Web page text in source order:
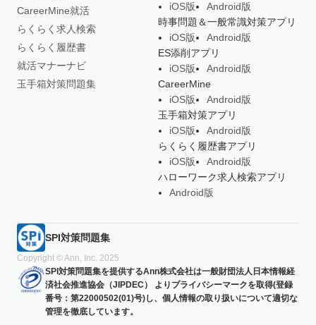
CareerMine就活
らくらく求人検索
らくらく履歴書
就活マナーナビ
玉手箱対策問題集
iOS版
Android版
時事問題＆一般常識対策アプリ
iOS版
Android版
ES添削アプリ
iOS版
Android版
CareerMine
iOS版
Android版
玉手箱対策アプリ
iOS版
Android版
らくらく履歴書アプリ
iOS版
Android版
ハローワーク求人検索アプリ
Android版
SPI対策問題集
Copyright © Ann, Inc. 2025
SPI対策問題集を提供するAnn株式会社は一般財団法人日本情報経
済社会推進協会（JIPDEC） よりプライバシーマークを取得(登録
番号：第22000502(01)号)し、個人情報の取り扱いについて適切な
管理を徹底しています。